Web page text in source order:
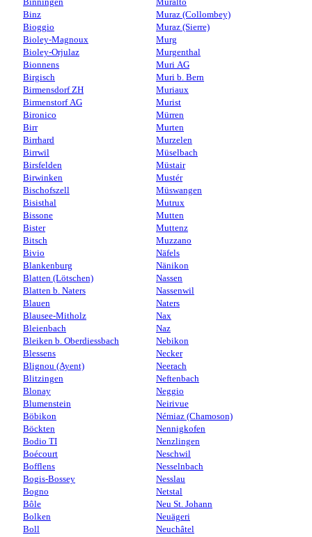
Binz
Bioggio
Bioley-Magnoux
Bioley-Orjulaz
Bionnens
Birgisch
Birmensdorf ZH
Birmenstorf AG
Bironico
Birr
Birrhard
Birrwil
Birsfelden
Birwinken
Bischofszell
Bisisthal
Bissone
Bister
Bitsch
Bivio
Blankenburg
Blatten (Lötschen)
Blatten b. Naters
Blauen
Blausee-Mitholz
Bleienbach
Bleiken b. Oberdiessbach
Blessens
Blignou (Ayent)
Blitzingen
Blonay
Blumenstein
Böbikon
Böckten
Bodio TI
Boécourt
Bofflens
Bogis-Bossey
Bogno
Bôle
Bolken
Boll
Muraz (Collombey)
Muraz (Sierre)
Murg
Murgenthal
Muri AG
Muri b. Bern
Muriaux
Murist
Mürren
Murten
Murzelen
Müselbach
Müstair
Mustér
Müswangen
Mutrux
Mutten
Muttenz
Muzzano
Näfels
Nänikon
Nassen
Nassenwil
Naters
Nax
Naz
Nebikon
Necker
Neerach
Neftenbach
Neggio
Neirivue
Némiaz (Chamoson)
Nennigkofen
Nenzlingen
Neschwil
Nesselnbach
Nesslau
Netstal
Neu St. Johann
Neuägeri
Neuchâtel